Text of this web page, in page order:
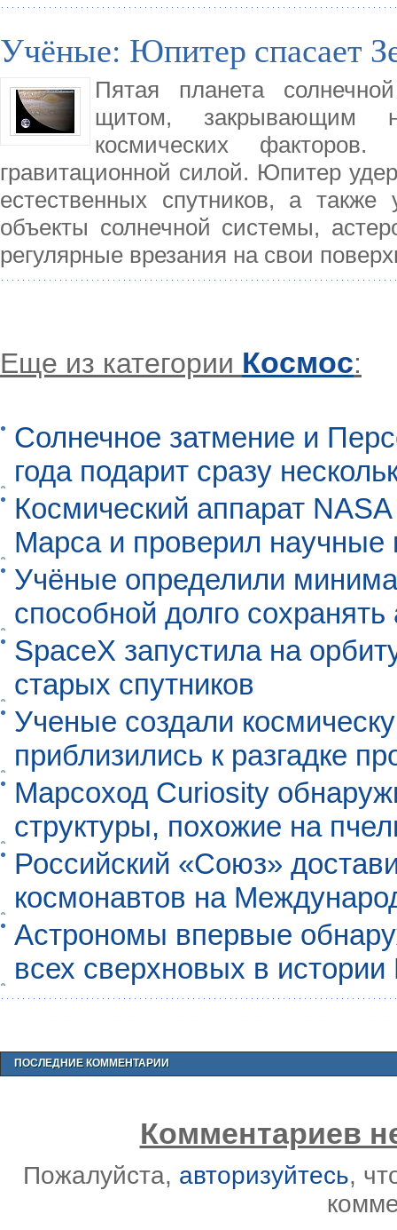
Учёные: Юпитер спасает
Пятая планета
щитом, закрывающим
космических
гравитационной силой. Юпитер
естественных спутников, а
объекты солнечной системы,
регулярные врезания на свои
Еще из категории Космос:
Солнечное затмение и
года подарит сразу
Космический аппарат
Марса и проверил научные
Учёные определили
способной долго
SpaceX запустила на
старых спутников
Ученые создали
приблизились к разгадке
Марсоход Curiosity
структуры, похожие на
Российский «Союз»
космонавтов на
Астрономы впервые
всех сверхновых в
ПОСЛЕДНИЕ КОММЕНТАРИИ
Комментариев
Пожалуйста, авторизуйтесь,